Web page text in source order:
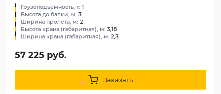
Грузоподъемность, т: 1
Высота до балки, м: 3
Ширина пролета, м: 2
Высота крана (габаритная), м: 3,18
Ширина крана (габаритная), м: 2,3
57 225 руб.
Заказать